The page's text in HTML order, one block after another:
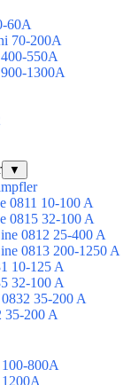
60A
70-200A
550A
1300A
▼
0811 10-100 A
0815 32-100 A
0812 25-400 A
0813 200-1250 A
10-125 A
32-100 A
35-200 A
35-200 A
100-800А
1200А